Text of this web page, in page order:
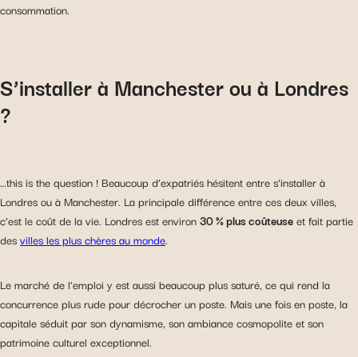
consommation.
S’installer à Manchester ou à Londres
?
…this is the question ! Beaucoup d’expatriés hésitent entre s’installer à
Londres ou à Manchester. La principale différence entre ces deux villes,
c’est le coût de la vie. Londres est environ30 % plus coûteuseet fait partie
desvilles les plus chères au monde.
Le marché de l’emploi y est aussi beaucoup plus saturé, ce qui rend la
concurrence plus rude pour décrocher un poste. Mais une fois en poste, la
capitale séduit par son dynamisme, son ambiance cosmopolite et son
patrimoine culturel exceptionnel.